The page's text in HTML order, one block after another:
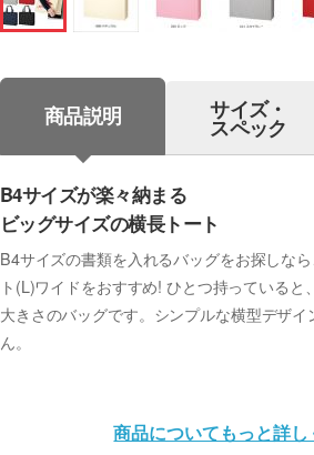
商品説明 サイズ・
スペック
B4サイズが楽々納まる
ビッグサイズの横長トート
B4サイズの書類を入れるバッグをお探しな
ト(L)ワイドをおすすめ! ひとつ持っていると
大きさのバッグです。シンプルな横型デザ
ん。
商品についてもっと詳し